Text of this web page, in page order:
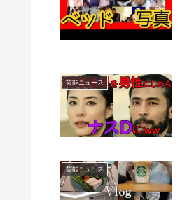
芸能ニュース
芸能ニュース